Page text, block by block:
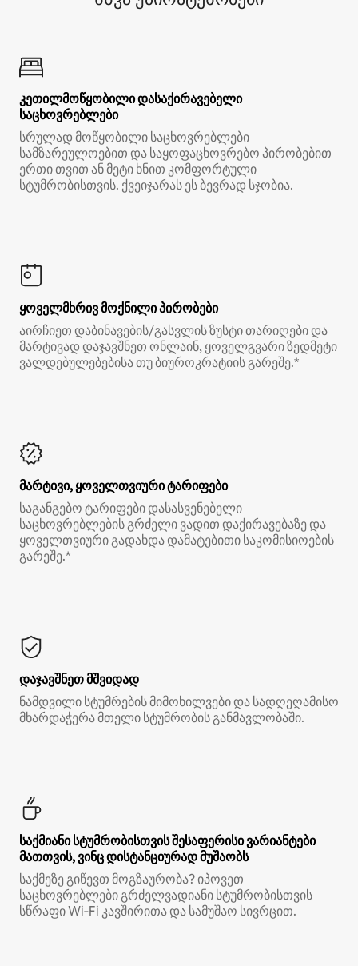
კეთილმოწყობილი დასაქირავებელი
საცხოვრებლები
სრულად მოწყობილი საცხოვრებლები
სამზარეულოებით და საყოფაცხოვრებო პირობებით
ერთი თვით ან მეტი ხნით კომფორტული
სტუმრობისთვის. ქვეიჯარას ეს ბევრად სჯობია.
ყოველმხრივ მოქნილი პირობები
აირჩიეთ დაბინავების/გასვლის ზუსტი თარიღები და
მარტივად დაჯავშნეთ ონლაინ, ყოველგვარი ზედმეტი
ვალდებულებებისა თუ ბიუროკრატიის გარეშე.*
მარტივი, ყოველთვიური ტარიფები
საგანგებო ტარიფები დასასვენებელი
საცხოვრებლების გრძელი ვადით დაქირავებაზე და
ყოველთვიური გადახდა დამატებითი საკომისიოების
გარეშე.*
დაჯავშნეთ მშვიდად
ნამდვილი სტუმრების მიმოხილვები და სადღეღამისო
მხარდაჭერა მთელი სტუმრობის განმავლობაში.
საქმიანი სტუმრობისთვის შესაფერისი ვარიანტები
მათთვის, ვინც დისტანციურად მუშაობს
საქმეზე გიწევთ მოგზაურობა? იპოვეთ
საცხოვრებლები გრძელვადიანი სტუმრობისთვის
სწრაფი Wi‑Fi კავშირითა და სამუშაო სივრცით.